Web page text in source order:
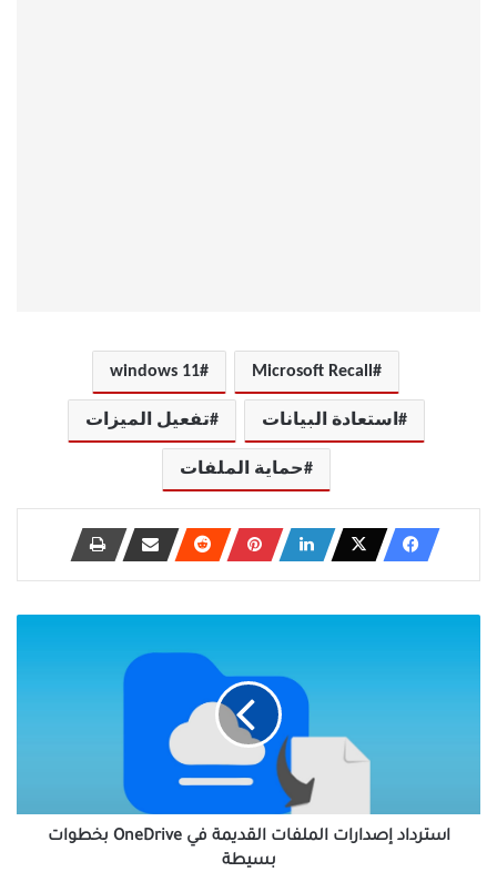
Microsoft Recall
windows 11
استعادة البيانات تفعيل الميزات
حماية الملفات
استرداد إصدارات الملفات القديمة في OneDrive بخطوات
بسيطة